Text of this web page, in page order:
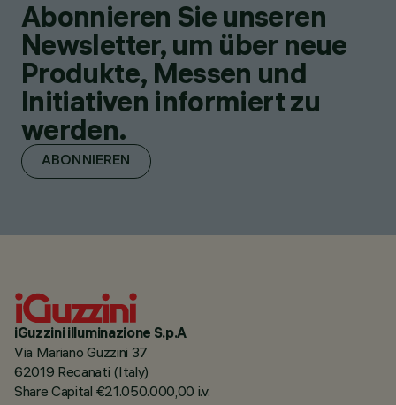
Abonnieren Sie unseren
Newsletter, um über neue
Produkte, Messen und
Initiativen informiert zu
werden.
ABONNIEREN
iGuzzini illuminazione S.p.A
Via Mariano Guzzini 37
62019 Recanati (Italy)
Share Capital €21.050.000,00 i.v.